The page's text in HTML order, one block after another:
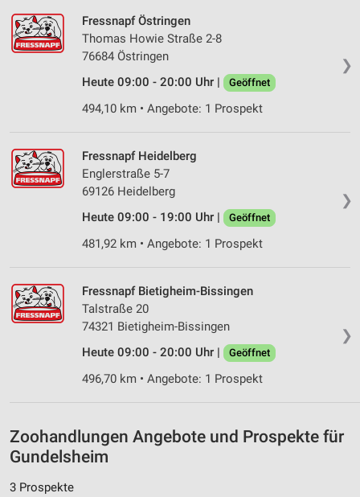
❯
Fressnapf Östringen
Thomas Howie Straße 2-8
76684 Östringen
Heute 09:00 - 20:00 Uhr |
Geöffnet
494,10 km • Angebote: 1 Prospekt
❯
Fressnapf Heidelberg
Englerstraße 5-7
69126 Heidelberg
Heute 09:00 - 19:00 Uhr |
Geöffnet
481,92 km • Angebote: 1 Prospekt
❯
Fressnapf Bietigheim-Bissingen
Talstraße 20
74321 Bietigheim-Bissingen
Heute 09:00 - 20:00 Uhr |
Geöffnet
496,70 km • Angebote: 1 Prospekt
Zoohandlungen Angebote und Prospekte für
Gundelsheim
3 Prospekte
Erstellung von Profilen zur Personalisierung
von Inhalten
Verwendung von Profilen zur Auswahl
Messung der Performance von Inhalten
Analyse von Zielgruppen durch Statistiken oder
Kombinationen von Daten aus verschiedenen
Verwendung reduzierter Daten zur Auswahl von
Inhalten
IAB-Besonderheiten:
Verwendung genauer Standortdaten
Geräte anhand von aktiv angeforderten
Nicht-IAB-Verarbeitungszwecke:
Notwendig
Performance